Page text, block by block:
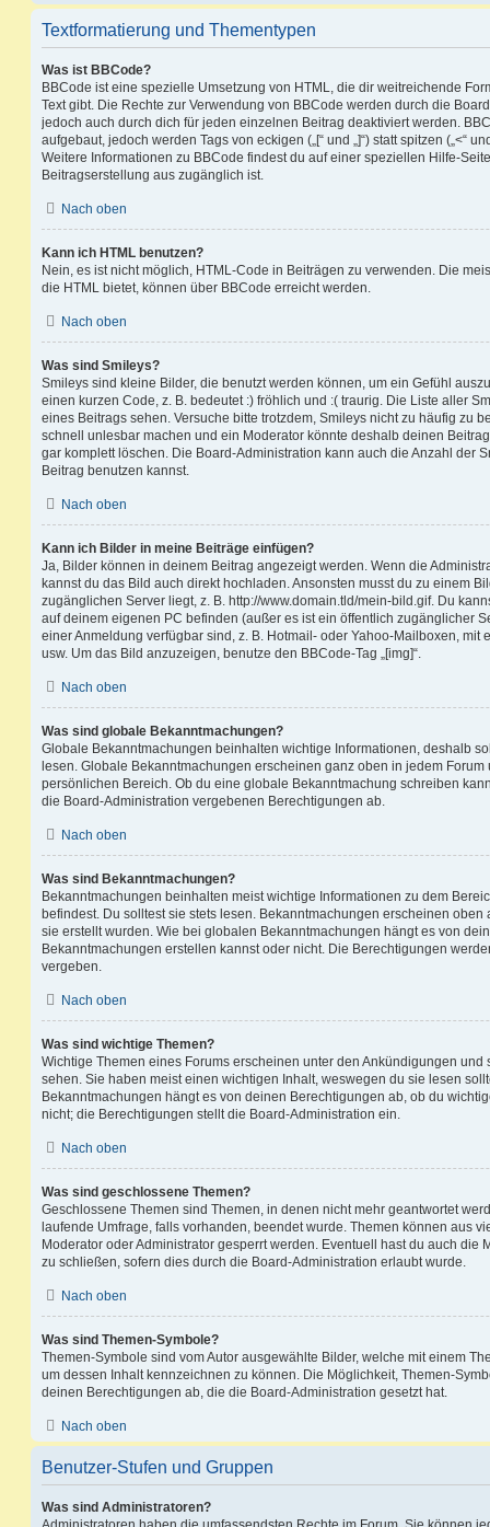
Textformatierung und Thementypen
Was ist BBCode?
BBCode ist eine spezielle Umsetzung von HTML, die dir weitreichende
Text gibt. Die Rechte zur Verwendung von BBCode werden durch die
jedoch auch durch dich für jeden einzelnen Beitrag deaktiviert werden.
aufgebaut, jedoch werden Tags von eckigen („[“ und „]“) statt spitzen („<“
Weitere Informationen zu BBCode findest du auf einer speziellen Hilfe-
Beitragserstellung aus zugänglich ist.
Nach oben
Kann ich HTML benutzen?
Nein, es ist nicht möglich, HTML-Code in Beiträgen zu verwenden. Die
die HTML bietet, können über BBCode erreicht werden.
Nach oben
Was sind Smileys?
Smileys sind kleine Bilder, die benutzt werden können, um ein Gefühl
einen kurzen Code, z. B. bedeutet :) fröhlich und :( traurig. Die Liste aller
eines Beitrags sehen. Versuche bitte trotzdem, Smileys nicht zu häufig zu
schnell unlesbar machen und ein Moderator könnte deshalb deinen
gar komplett löschen. Die Board-Administration kann auch die Anzahl der
Beitrag benutzen kannst.
Nach oben
Kann ich Bilder in meine Beiträge einfügen?
Ja, Bilder können in deinem Beitrag angezeigt werden. Wenn die
kannst du das Bild auch direkt hochladen. Ansonsten musst du zu einem
zugänglichen Server liegt, z. B. http://www.domain.tld/mein-bild.gif. Du
auf deinem eigenen PC befinden (außer es ist ein öffentlich zugänglicher
einer Anmeldung verfügbar sind, z. B. Hotmail- oder Yahoo-Mailboxen, mit
usw. Um das Bild anzuzeigen, benutze den BBCode-Tag „[img]“.
Nach oben
Was sind globale Bekanntmachungen?
Globale Bekanntmachungen beinhalten wichtige Informationen, deshalb
lesen. Globale Bekanntmachungen erscheinen ganz oben in jedem
persönlichen Bereich. Ob du eine globale Bekanntmachung schreiben
die Board-Administration vergebenen Berechtigungen ab.
Nach oben
Was sind Bekanntmachungen?
Bekanntmachungen beinhalten meist wichtige Informationen zu dem
befindest. Du solltest sie stets lesen. Bekanntmachungen erscheinen oben
sie erstellt wurden. Wie bei globalen Bekanntmachungen hängt es von
Bekanntmachungen erstellen kannst oder nicht. Die Berechtigungen
vergeben.
Nach oben
Was sind wichtige Themen?
Wichtige Themen eines Forums erscheinen unter den Ankündigungen und
sehen. Sie haben meist einen wichtigen Inhalt, weswegen du sie lesen
Bekanntmachungen hängt es von deinen Berechtigungen ab, ob du
nicht; die Berechtigungen stellt die Board-Administration ein.
Nach oben
Was sind geschlossene Themen?
Geschlossene Themen sind Themen, in denen nicht mehr geantwortet
laufende Umfrage, falls vorhanden, beendet wurde. Themen können aus
Moderator oder Administrator gesperrt werden. Eventuell hast du auch die
zu schließen, sofern dies durch die Board-Administration erlaubt wurde.
Nach oben
Was sind Themen-Symbole?
Themen-Symbole sind vom Autor ausgewählte Bilder, welche mit einem
um dessen Inhalt kennzeichnen zu können. Die Möglichkeit, Themen-
deinen Berechtigungen ab, die die Board-Administration gesetzt hat.
Nach oben
Benutzer-Stufen und Gruppen
Was sind Administratoren?